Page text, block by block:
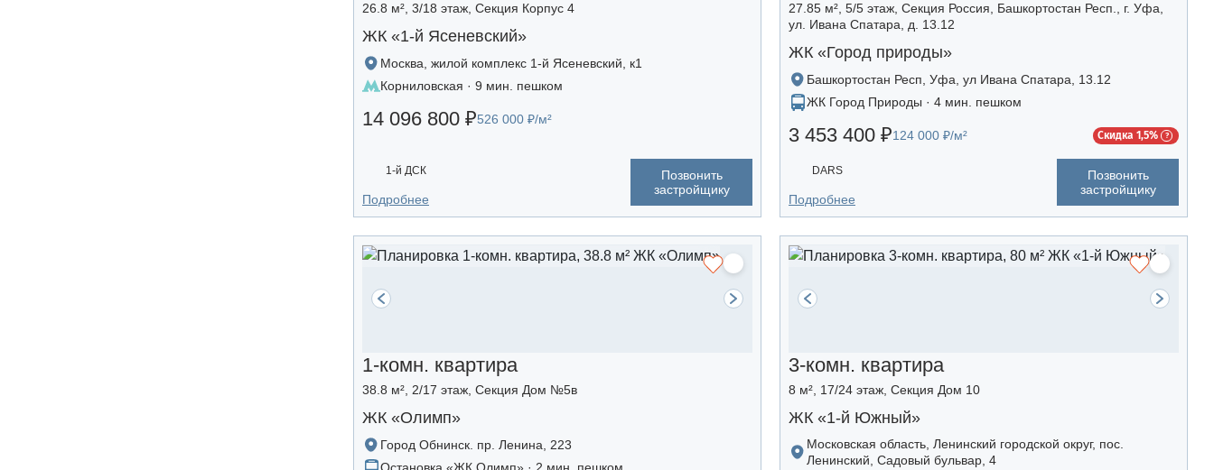
26.8 м², 3/18 этаж, Секция Корпус 4
ЖК «1-й Ясеневский»
Москва, жилой комплекс 1-й Ясеневский, к1
Корниловская · 9 мин. пешком
14 096 800 ₽526 000 ₽/м²
1-й ДСК
Позвонить
застройщику
Подробнее
27.85 м², 5/5 этаж, Секция Россия, Башкортостан Респ., г. Уфа,
ул. Ивана Спатара, д. 13.12
ЖК «Город природы»
Башкортостан Респ, Уфа, ул Ивана Спатара, 13.12
ЖК Город Природы · 4 мин. пешком
3 453 400 ₽124 000 ₽/м² Скидка 1,5%
DARS
Позвонить
застройщику
Подробнее
1-комн. квартира
38.8 м², 2/17 этаж, Секция Дом №5в
ЖК «Олимп»
Город Обнинск. пр. Ленина, 223
3-комн. квартира
8 м², 17/24 этаж, Секция Дом 10
ЖК «1-й Южный»
Московская область, Ленинский городской округ, пос.
Ленинский, Садовый бульвар, 4